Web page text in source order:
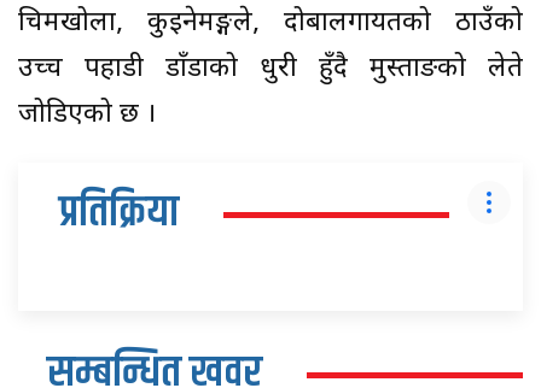
चिमखोला, कुइनेमङ्गले, दोबालगायतको ठाउँको
उच्च पहाडी डाँडाको धुरी हुँदै मुस्ताङको लेते
जोडिएको छ ।
प्रतिक्रिया
सम्बन्धित खवर